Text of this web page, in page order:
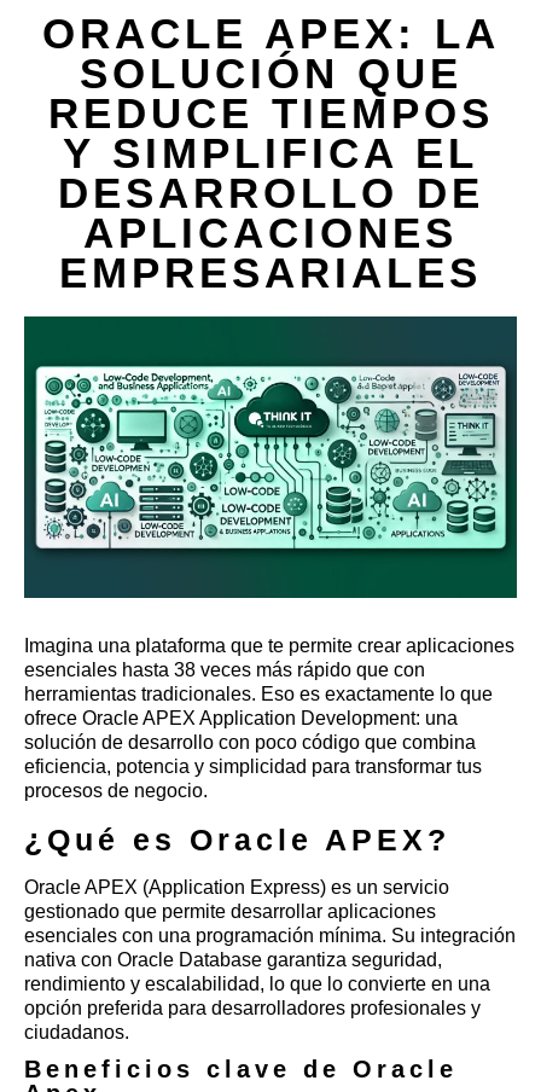
ORACLE APEX: LA
SOLUCIÓN QUE
REDUCE TIEMPOS
Y SIMPLIFICA EL
DESARROLLO DE
APLICACIONES
EMPRESARIALES
Imagina una plataforma que te permite crear aplicaciones
esenciales hasta 38 veces más rápido que con
herramientas tradicionales. Eso es exactamente lo que
ofrece Oracle APEX Application Development: una
solución de desarrollo con poco código que combina
eficiencia, potencia y simplicidad para transformar tus
procesos de negocio.
¿Qué es Oracle APEX?
Oracle APEX (Application Express) es un servicio
gestionado que permite desarrollar aplicaciones
esenciales con una programación mínima. Su integración
nativa con Oracle Database garantiza seguridad,
rendimiento y escalabilidad, lo que lo convierte en una
opción preferida para desarrolladores profesionales y
ciudadanos.
Beneficios clave de Oracle